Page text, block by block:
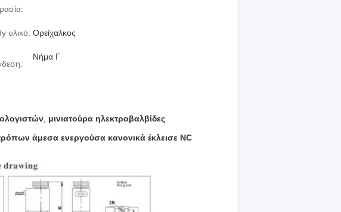
υλικό: Ορείχαλκος
Νήμα Γ
μινιατούρα ηλεκτροβαλβίδες
άμεσα ενεργούσα κανονικά έκλεισε NC